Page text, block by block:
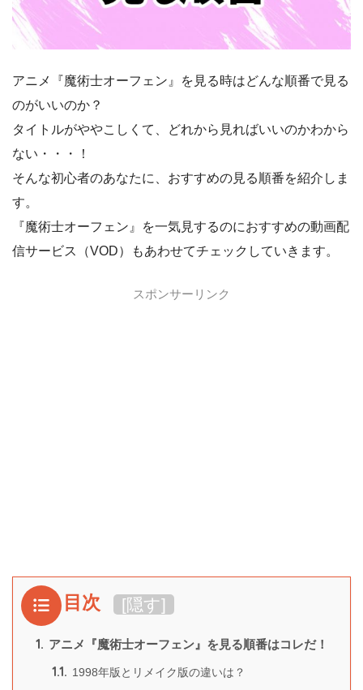
アニメ『魔術士オーフェン』を見る時はどんな順番で見る
のがいいのか？
タイトルがややこしくて、どれから見ればいいのかわから
ない・・・！
そんな初心者のあなたに、おすすめの見る順番を紹介しま
す。
『魔術士オーフェン』を一気見するのにおすすめの動画配
信サービス（VOD）もあわせてチェックしていきます。
スポンサーリンク
目次 [隠す]
1. アニメ『魔術士オーフェン』を見る順番はコレだ！
1.1. 1998年版とリメイク版の違いは？